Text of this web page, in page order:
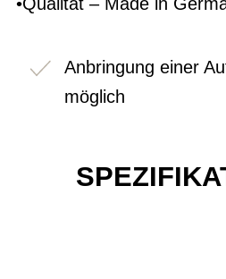
Anbringung einer
möglich